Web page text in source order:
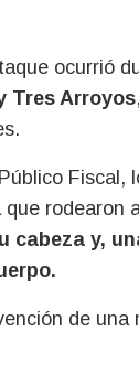
ocurrió
Tres Arroyos
Fiscal,
rodearon
cabeza y,
de